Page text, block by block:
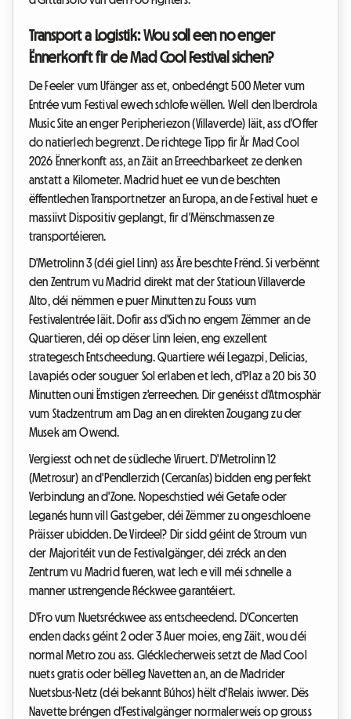
Transport a Logistik: Wou soll een no enger
Ënnerkonft fir de Mad Cool Festival sichen?
De Feeler vum Ufänger ass et, onbedéngt 500 Meter vum
Entrée vum Festival ewech schlofe wëllen. Well den Iberdrola
Music Site an enger Peripheriezon (Villaverde) läit, ass d'Offer
do natierlech begrenzt. De richtege Tipp fir Är Mad Cool
2026 Ënnerkonft ass, an Zäit an Erreechbarkeet ze denken
anstatt a Kilometer. Madrid huet ee vun de beschten
ëffentlechen Transportnetzer an Europa, an de Festival huet e
massiivt Dispositiv geplangt, fir d'Mënschmassen ze
transportéieren.
D'Metrolinn 3 (déi giel Linn) ass Äre beschte Frënd. Si verbënnt
den Zentrum vu Madrid direkt mat der Statioun Villaverde
Alto, déi nëmmen e puer Minutten zu Fouss vum
Festivalentrée läit. Dofir ass d'Sich no engem Zëmmer an de
Quartieren, déi op dëser Linn leien, eng exzellent
strategesch Entscheedung. Quartiere wéi Legazpi, Delicias,
Lavapiés oder souguer Sol erlaben et Iech, d'Plaz a 20 bis 30
Minutten ouni Ëmstigen z'erreechen. Dir genéisst d'Atmosphär
vum Stadzentrum am Dag an en direkten Zougang zu der
Musek am Owend.
Vergiesst och net de südleche Viruert. D'Metrolinn 12
(Metrosur) an d'Pendlerzich (Cercanías) bidden eng perfekt
Verbindung an d'Zone. Nopeschstied wéi Getafe oder
Leganés hunn vill Gastgeber, déi Zëmmer zu ongeschloene
Präisser ubidden. De Virdeel? Dir sidd géint de Stroum vun
der Majoritéit vun de Festivalgänger, déi zréck an den
Zentrum vu Madrid fueren, wat Iech e vill méi schnelle a
manner ustrengende Réckwee garantéiert.
D'Fro vum Nuetsréckwee ass entscheedend. D'Concerten
enden dacks géint 2 oder 3 Auer moies, eng Zäit, wou déi
normal Metro zou ass. Glécklecherweis setzt de Mad Cool
nuets gratis oder bëlleg Navetten an, an de Madrider
Nuetsbus-Netz (déi bekannt Búhos) hëlt d'Relais iwwer. Dës
Navette bréngen d'Festivalgänger normalerweis op grouss